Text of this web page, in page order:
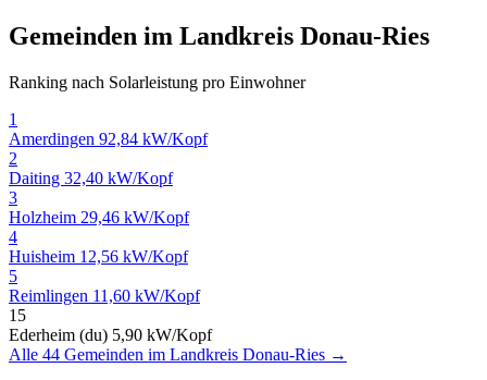
Gemeinden im Landkreis Donau-Ries
Ranking nach Solarleistung pro Einwohner
1
Amerdingen 92,84 kW/Kopf
2
Daiting 32,40 kW/Kopf
3
Holzheim 29,46 kW/Kopf
4
Huisheim 12,56 kW/Kopf
5
Reimlingen 11,60 kW/Kopf
15
Ederheim (du) 5,90 kW/Kopf
Alle 44 Gemeinden im Landkreis Donau-Ries →